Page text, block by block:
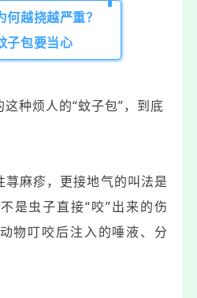
何越挠越严重？
子包要当心
这种烦人的“蚊子包”， 到底
荨麻疹，更接地气的叫法是
是虫子直接“咬”出来的伤
物叮咬后注入的唾液、分